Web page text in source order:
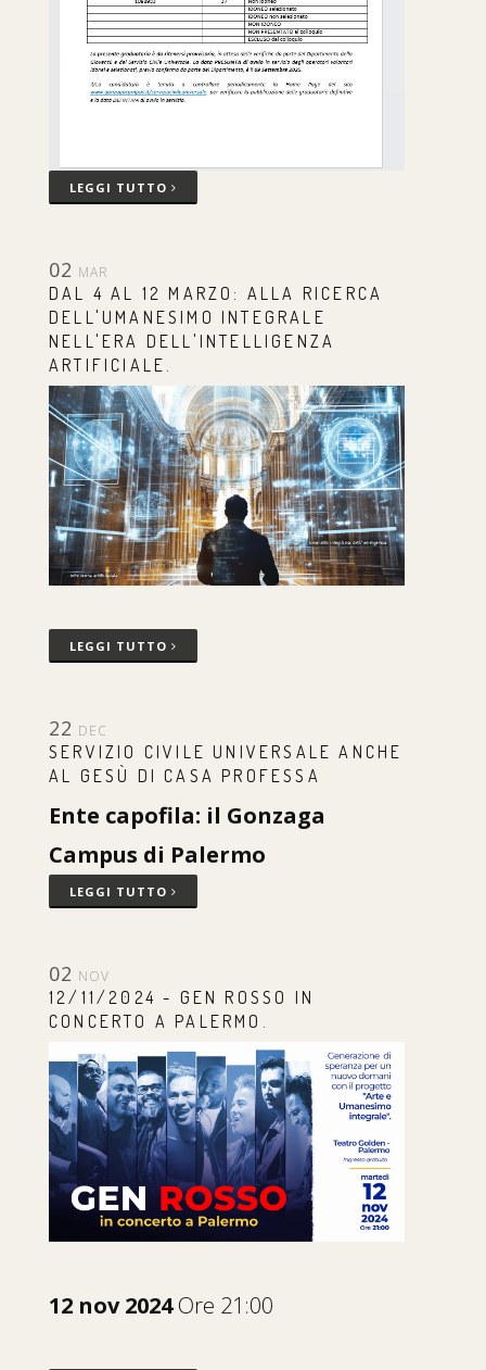
LEGGI TUTTO
02 MAR
DAL 4 AL 12 MARZO: ALLA RICERCA
DELL'UMANESIMO INTEGRALE
NELL'ERA DELL'INTELLIGENZA
ARTIFICIALE.
LEGGI TUTTO
22 DEC
SERVIZIO CIVILE UNIVERSALE ANCHE
AL GESÙ DI CASA PROFESSA
Ente capofila: il Gonzaga
Campus di Palermo
LEGGI TUTTO
02 NOV
12/11/2024 - GEN ROSSO IN
CONCERTO A PALERMO.
12 nov 2024Ore 21:00